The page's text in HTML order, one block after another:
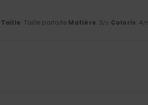
Taille: Taille parfaite Matière: 3/5 Coloris: 4/5